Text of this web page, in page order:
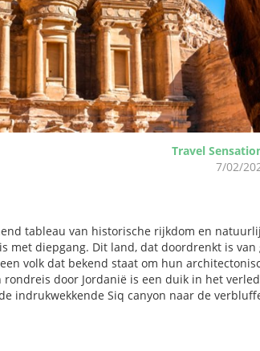
Travel
7/02/
tableau van historische rijkdom en
met diepgang. Dit land, dat doordrenkt is van
volk dat bekend staat om hun
door Jordanië is een duik in het
indrukwekkende Siq canyon naar de